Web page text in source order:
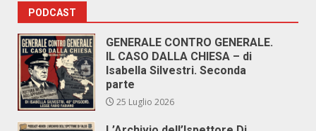
PODCAST
GENERALE CONTRO GENERALE.
IL CASO DALLA CHIESA – di
Isabella Silvestri. Seconda
parte
25 Luglio 2026